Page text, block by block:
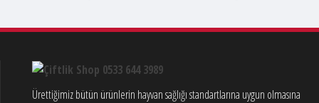
Ürettiğimiz bütün ürünlerin hayvan sağlığı standartlarına uygun olmasına